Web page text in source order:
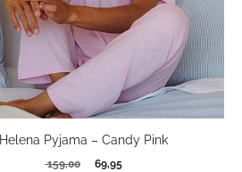
Helena Pyjama – Candy Pink
159,00
Oorspronkelijke
69,95Huidige